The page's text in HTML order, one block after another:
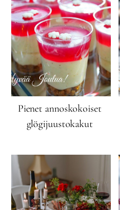
Pienet annoskokoiset
glögijuustokakut